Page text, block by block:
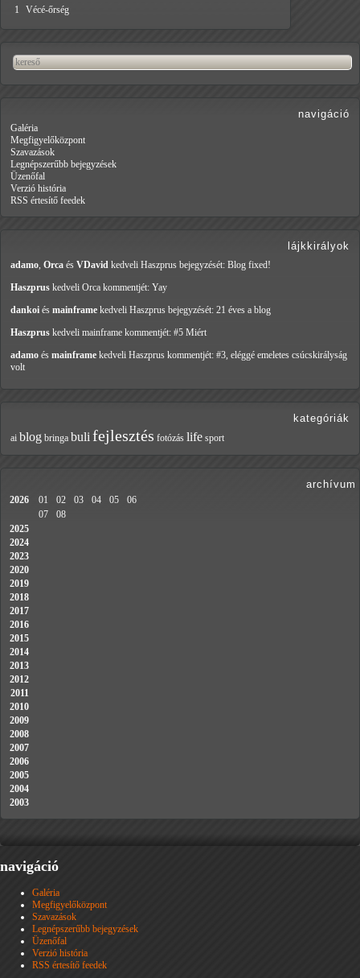
1
Vécé-őrség
navigáció
Galéria
Megfigyelőközpont
Szavazások
Legnépszerűbb bejegyzések
Üzenőfal
Verzió história
RSS értesítő feedek
lájkkirályok
adamo, Orca és VDavid kedveli Haszprus bejegyzését: Blog fixed!
Haszprus kedveli Orca kommentjét: Yay
dankoi és mainframe kedveli Haszprus bejegyzését: 21 éves a blog
Haszprus kedveli mainframe kommentjét: #5 Miért
adamo és mainframe kedveli Haszprus kommentjét: #3, eléggé emeletes csúcskirályság
volt
kategóriák
ai blog bringa buli fejlesztés fotózás life sport
archívum
2026 01 02 03 04 05
06
07
08
2025
2024
2023
2020
2019
2018
2017
2016
2015
2014
2013
2012
2011
2010
2009
2008
2007
2006
2005
2004
2003
navigáció
Galéria
Megfigyelőközpont
Szavazások
Legnépszerűbb bejegyzések
Üzenőfal
Verzió história
RSS értesítő feedek